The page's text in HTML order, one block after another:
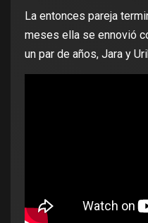
La entonces pareja
meses ella se ennovió
un par de años, Jara y